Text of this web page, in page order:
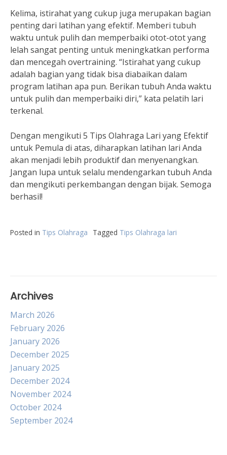
Kelima, istirahat yang cukup juga merupakan bagian
penting dari latihan yang efektif. Memberi tubuh
waktu untuk pulih dan memperbaiki otot-otot yang
lelah sangat penting untuk meningkatkan performa
dan mencegah overtraining. “Istirahat yang cukup
adalah bagian yang tidak bisa diabaikan dalam
program latihan apa pun. Berikan tubuh Anda waktu
untuk pulih dan memperbaiki diri,” kata pelatih lari
terkenal.
Dengan mengikuti 5 Tips Olahraga Lari yang Efektif
untuk Pemula di atas, diharapkan latihan lari Anda
akan menjadi lebih produktif dan menyenangkan.
Jangan lupa untuk selalu mendengarkan tubuh Anda
dan mengikuti perkembangan dengan bijak. Semoga
berhasil!
Posted in Tips Olahraga Tagged Tips Olahraga lari
Archives
March 2026
February 2026
January 2026
December 2025
January 2025
December 2024
November 2024
October 2024
September 2024